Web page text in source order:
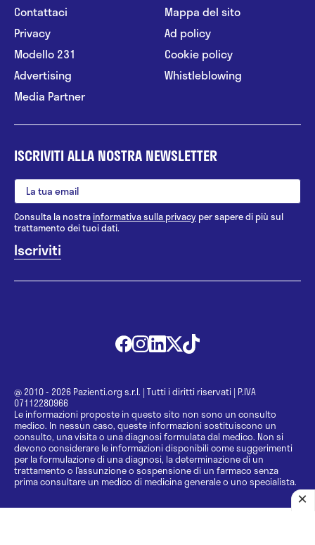
Contattaci
Privacy
Modello 231
Advertising
Media Partner
Mappa del sito
Ad policy
Cookie policy
Whistleblowing
ISCRIVITI ALLA NOSTRA NEWSLETTER
Consulta la nostrainformativa sulla privacy per sapere di più sul
trattamento dei tuoi dati.
@ 2010 - 2026 Pazienti.org s.r.l. | Tutti i diritti riservati | P.IVA
07112280966
Le informazioni proposte in questo sito non sono un consulto
medico. In nessun caso, queste informazioni sostituiscono un
consulto, una visita o una diagnosi formulata dal medico. Non si
devono considerare le informazioni disponibili come suggerimenti
per la formulazione di una diagnosi, la determinazione di un
trattamento o l’assunzione o sospensione di un farmaco senza
prima consultare un medico di medicina generale o uno specialista.